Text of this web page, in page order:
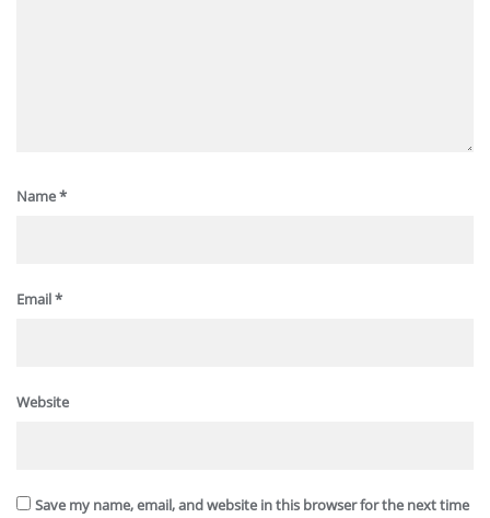
Name*
Email*
Website
Save my name, email, and website in this browser for the next time